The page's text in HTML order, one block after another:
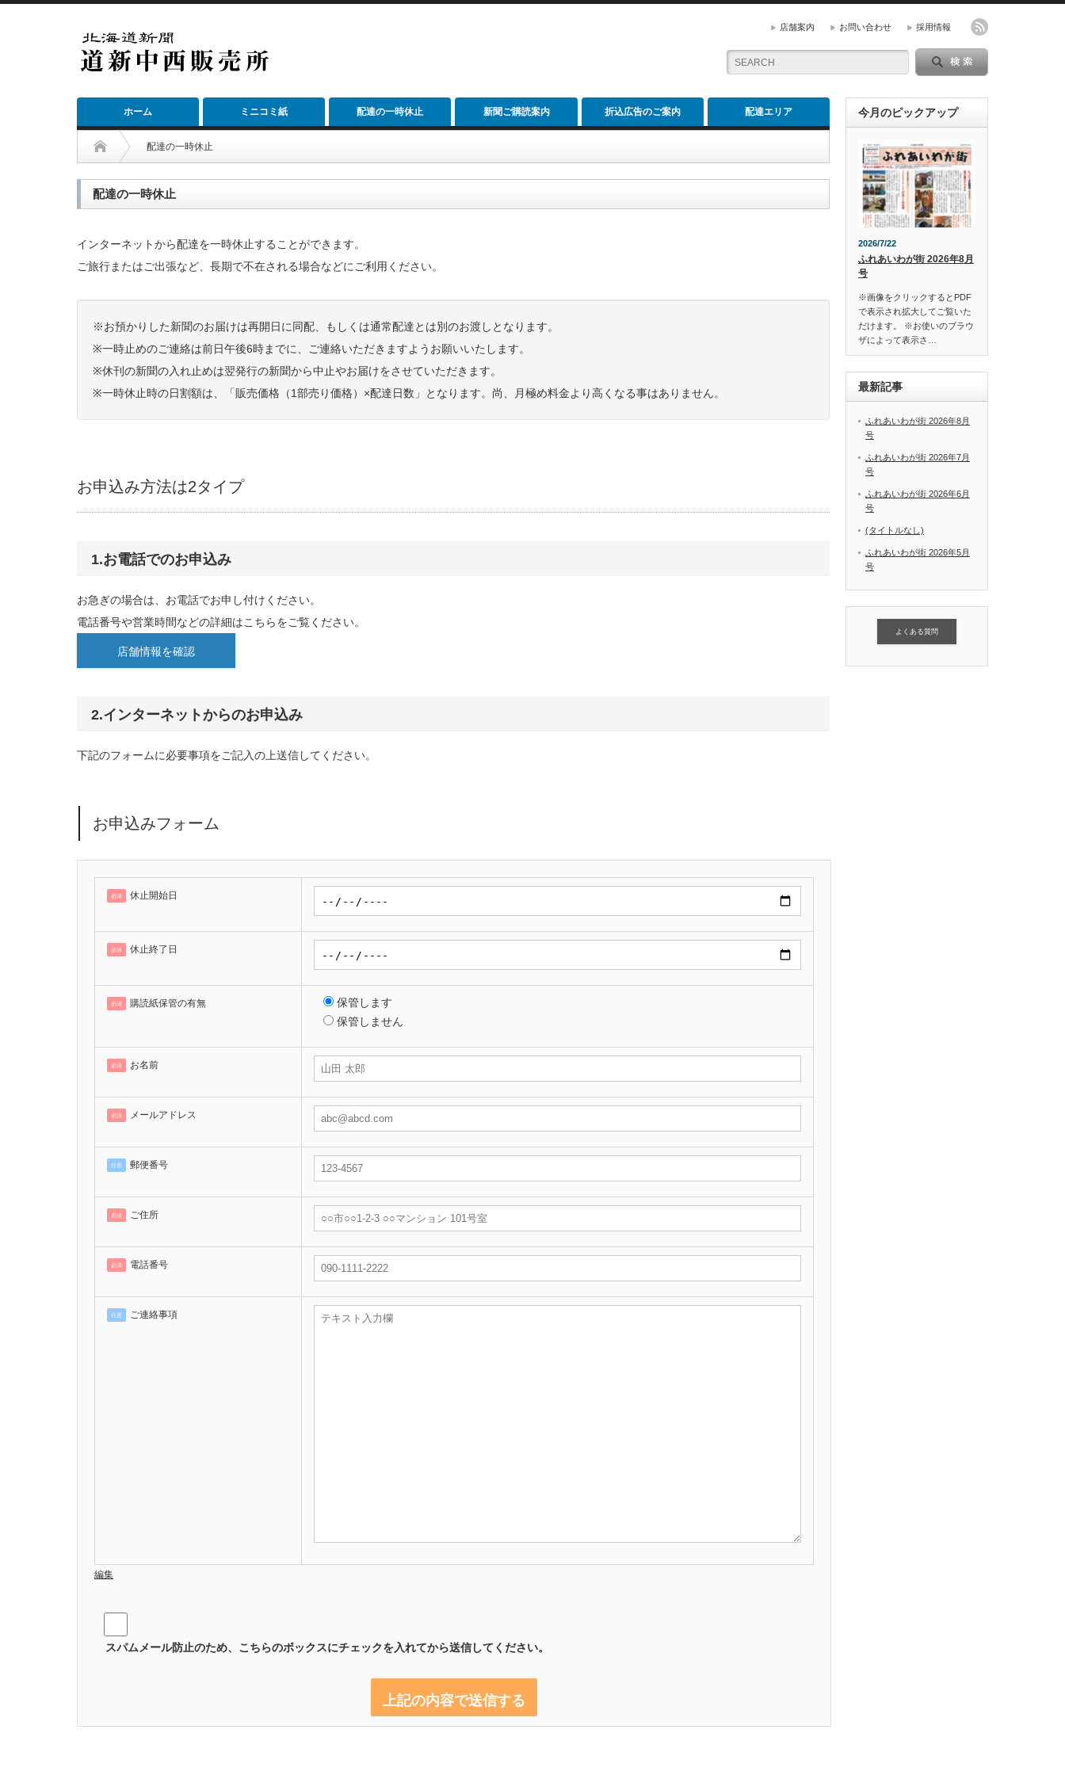
店舗案内 お問い合わせ 採用情報
ホーム ミニコミ紙 配達の一時休止 新聞ご購読案内 折込広告のご案内 配達エリア
配達の一時休止
配達の一時休止
インターネットから配達を一時休止することができます。
ご旅行またはご出張など、長期で不在される場合などにご利用ください。
※お預かりした新聞のお届けは再開日に同配、もしくは通常配達とは別のお渡しとなります。
※一時止めのご連絡は前日午後6時までに、ご連絡いただきますようお願いいたします。
※休刊の新聞の入れ止めは翌発行の新聞から中止やお届けをさせていただきます。
※一時休止時の日割額は、「販売価格（1部売り価格）×配達日数」となります。尚、月極め料金より高くなる事はありません。
お申込み方法は2タイプ
1.お電話でのお申込み
お急ぎの場合は、お電話でお申し付けください。
電話番号や営業時間などの詳細はこちらをご覧ください。
店舗情報を確認
2.インターネットからのお申込み
下記のフォームに必要事項をご記入の上送信してください。
お申込みフォーム
編集
必須 休止開始日
必須 休止終了日
必須 購読紙保管の有無
保管します
保管しません
必須 お名前
必須 メールアドレス
任意 郵便番号
必須 ご住所
必須 電話番号
任意 ご連絡事項
スパムメール防止のため、こちらのボックスにチェックを入れてから送信してください。
今月のピックアップ
2026/7/22
ふれあいわが街 2026年8月
号
※画像をクリックするとPDF
で表示され拡大してご覧いた
だけます。 ※お使いのブラウ
ザによって表示さ…
最新記事
ふれあいわが街 2026年8月
号
ふれあいわが街 2026年7月
号
ふれあいわが街 2026年6月
号
(タイトルなし)
ふれあいわが街 2026年5月
号
よくある質問